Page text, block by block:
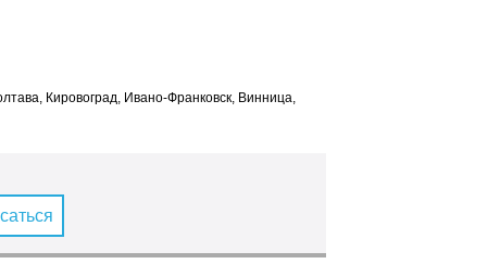
Кировоград, Ивано-Франковск, Винница,